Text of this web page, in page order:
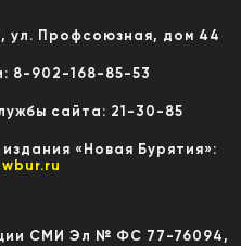
ул. Профсоюзная, дом 44
8-902-168-85-53
сайта: 21-30-85
«Новая Бурятия»:
СМИ Эл № ФС 77-76094,